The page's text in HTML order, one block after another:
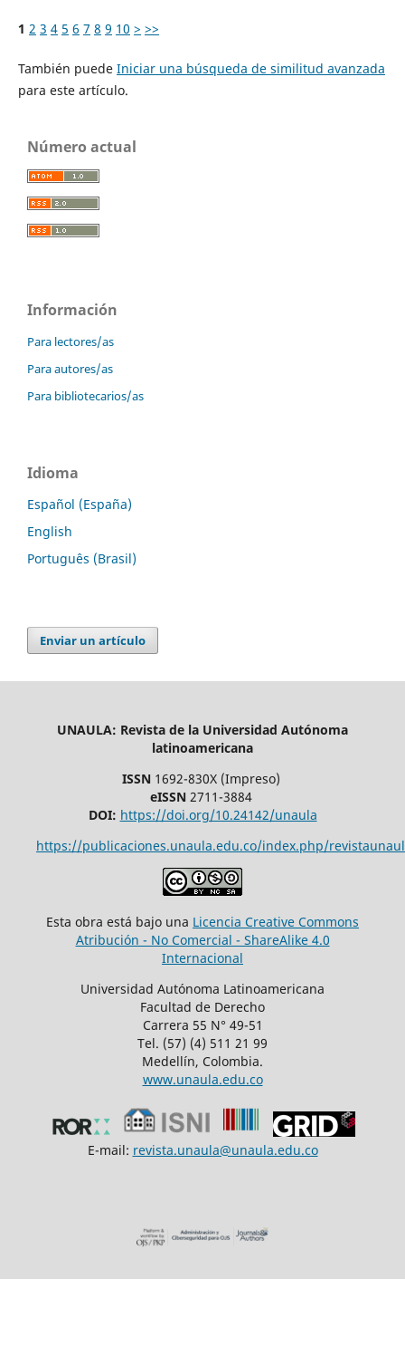
1 2 3 4 5 6 7 8 9 10 > >>
También puede Iniciar una búsqueda de similitud avanzada
para este artículo.
Número actual
Información
Para lectores/as
Para autores/as
Para bibliotecarios/as
Idioma
Español (España)
English
Português (Brasil)
Enviar un artículo
UNAULA: Revista de la Universidad Autónoma
latinoamericana
ISSN1692-830X (Impreso)
eISSN2711-3884
DOI: https://doi.org/10.24142/unaula
https://publicaciones.unaula.edu.co/index.php/
Esta obra está bajo una Licencia Creative Commons
Atribución - No Comercial - ShareAlike 4.0
Internacional
Universidad Autónoma Latinoamericana
Facultad de Derecho
Carrera 55 N° 49-51
Tel. (57) (4) 511 21 99
Medellín, Colombia.
www.unaula.edu.co
E-mail: revista.unaula@unaula.edu.co